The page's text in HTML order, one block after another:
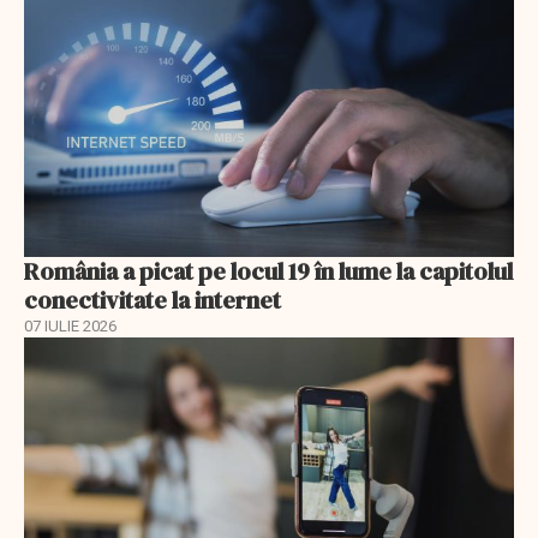
România a picat pe locul 19 în lume la capitolul
conectivitate la internet
07 IULIE 2026